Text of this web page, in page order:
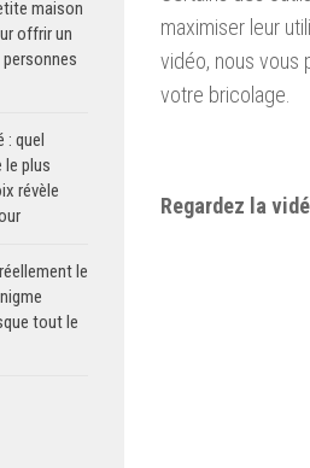
maximiser leur
vidéo, nous vous
votre bricolage.
Regardez la
maison
offrir un
: quel
le plus
révèle
le
tout le